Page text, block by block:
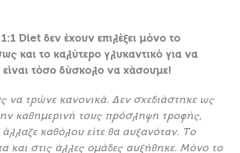
Diet δεν έχουν επιλέξει μόνο το
και το καλύτερο γλυκαντικό για να
τόσο δύσκολο να χάσουμε!
τρώνε κανονικά. Δεν σχεδιάστηκε ως
καθημερινή τους πρόσληψη τροφής,
καθόλου είτε θα αυξανόταν. Το
και στις άλλες ομάδες αυξήθηκε. Μόνο το